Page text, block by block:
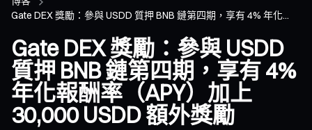
Gate DEX 獎勵：參與 USDD 質押 BNB 鏈第四期，享有 4% 年化...
Gate DEX 獎勵：參與 USDD
質押 BNB 鏈第四期，享有 4%
年化報酬率（APY）加上
30,000 USDD 額外獎勵